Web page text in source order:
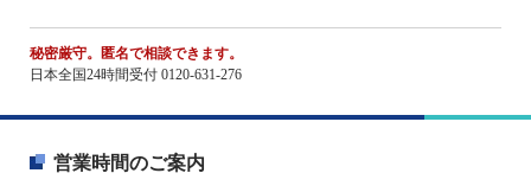
秘密厳守。匿名で相談できます。
日本全国24時間受付 0120-631-276
営業時間のご案内